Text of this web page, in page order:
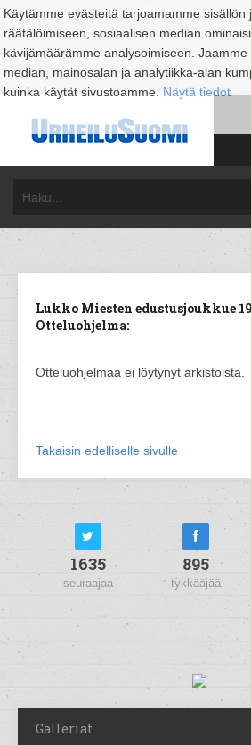
Käytämme evästeitä tarjoamamme sisällön
räätälöimiseen, sosiaalisen median
kävijämäärämme analysoimiseen.
median, mainosalan ja analytiikka-alan
kuinka käytät sivustoamme. Näytä tiedot
Lukko Miesten edustusjoukkue
Otteluohjelma:
Otteluohjelmaa ei löytynyt arkistoista.
Takaisin edelliselle sivulle
1635
seuraajaa
895
tykkääjää
Galleriat